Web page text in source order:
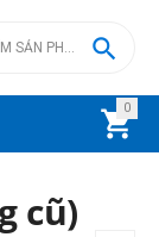
0


cũ)